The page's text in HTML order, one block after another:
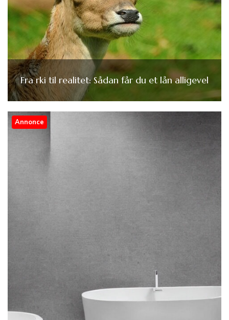
Fra rki til realitet: Sådan får du et lån alligevel
Annonce